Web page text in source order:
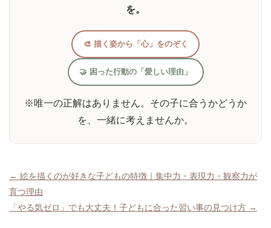
を。
🎨 描く姿から「心」をのぞく
🤝 困った行動の「愛しい理由」
※唯一の正解はありません。その子に合うかどうか
を、一緒に考えませんか。
投
稿
ナ
← 絵を描くのが好きな子どもの特徴｜集中力・表現力・観察力が
育つ理由
「やる気ゼロ」でも大丈夫！子どもに合った習い事の見つけ方 →